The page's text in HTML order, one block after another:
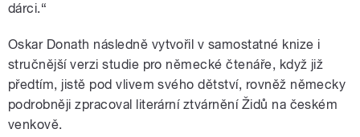
dárci.“
Oskar Donath následně vytvořil v samostatné knize i
stručnější verzi studie pro německé čtenáře, když již
předtím, jistě pod vlivem svého dětství, rovněž německy
podrobněji zpracoval literární ztvárnění Židů na českém
venkově.